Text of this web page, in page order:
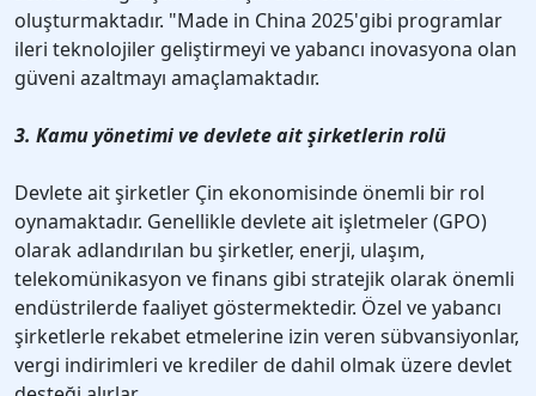
oluşturmaktadır. "Made in China 2025'gibi programlar
ileri teknolojiler geliştirmeyi ve yabancı inovasyona olan
güveni azaltmayı amaçlamaktadır.
3. Kamu yönetimi ve devlete ait şirketlerin rolü
Devlete ait şirketler Çin ekonomisinde önemli bir rol
oynamaktadır. Genellikle devlete ait işletmeler (GPO)
olarak adlandırılan bu şirketler, enerji, ulaşım,
telekomünikasyon ve finans gibi stratejik olarak önemli
endüstrilerde faaliyet göstermektedir. Özel ve yabancı
şirketlerle rekabet etmelerine izin veren sübvansiyonlar,
vergi indirimleri ve krediler de dahil olmak üzere devlet